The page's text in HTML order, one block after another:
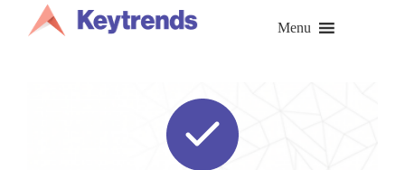
contenido
Menu